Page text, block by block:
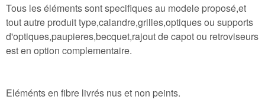
Tous les éléments sont specifiques au modele proposé,et
tout autre produit type,calandre,grilles,optiques ou supports
d'optiques,paupieres,becquet,rajout de capot ou retroviseurs
est en option complementaire.
Eléménts en fibre livrés nus et non peints.